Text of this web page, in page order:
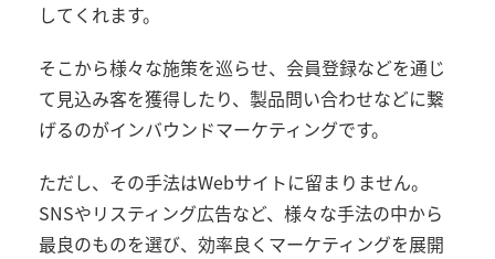
してくれます。
そこから様々な施策を巡らせ、会員登録などを通じ
て見込み客を獲得したり、製品問い合わせなどに繋
げるのがインバウンドマーケティングです。
ただし、その手法はWebサイトに留まりません。
SNSやリスティング広告など、様々な手法の中から
最良のものを選び、効率良くマーケティングを展開